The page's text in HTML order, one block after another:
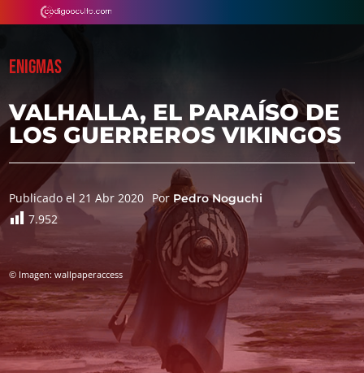
ENIGMAS
VALHALLA, EL PARAÍSO DE
LOS GUERREROS VIKINGOS
Publicado el 21 Abr 2020 Por Pedro Noguchi
7.952
© Imagen: wallpaperaccess